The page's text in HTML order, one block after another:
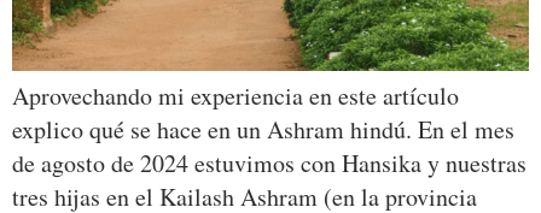
Aprovechando mi experiencia en este artículo
explico qué se hace en un Ashram hindú. En el mes
de agosto de 2024 estuvimos con Hansika y nuestras
tres hijas en el Kailash Ashram (en la provincia